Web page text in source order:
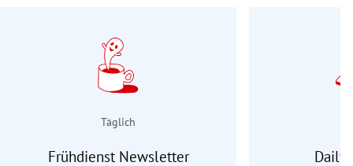
Täglich
Frühdienst Newsletter Daily